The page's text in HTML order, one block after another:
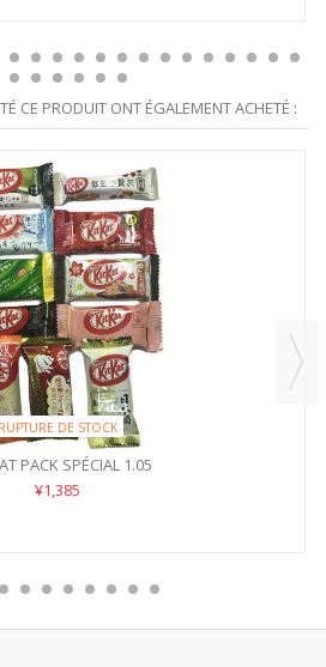
CE PRODUIT ONT ÉGALEMENT ACHETÉ :
RUPTURE DE STOCK
PACK SPÉCIAL 1.05
¥1,385